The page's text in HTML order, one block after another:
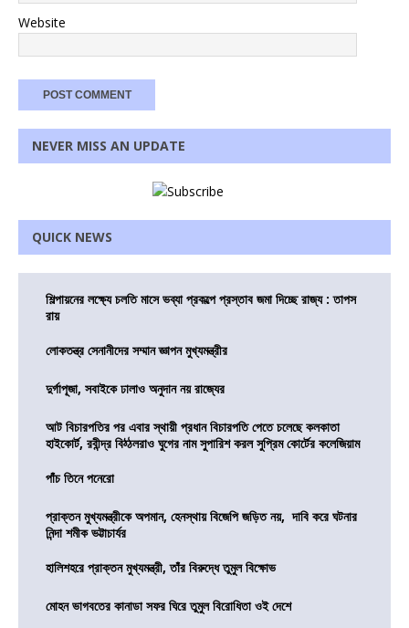
Website
NEVER MISS AN UPDATE
QUICK NEWS
শিল্পায়নের লক্ষ্যে চলতি মাসে ভব্যা প্রকল্পে প্রস্তাব জমা দিচ্ছে রাজ্য : তাপস
রায়
লোকতন্ত্র সেনানীদের সম্মান জ্ঞাপন মুখ্যমন্ত্রীর
দুর্গাপূজা, সবাইকে ঢালাও অনুদান নয় রাজ্যের
আট বিচারপতির পর এবার স্থায়ী প্রধান বিচারপতি পেতে চলেছে কলকাতা
হাইকোর্ট, রবীন্দ্র বিঠ্ঠলরাও ঘুগের নাম সুপারিশ করল সুপ্রিম কোর্টের কলেজিয়াম
পাঁচ তিনে পনেরো
প্রাক্তন মুখ্যমন্ত্রীকে অপমান, হেনস্থায় বিজেপি জড়িত নয়, দাবি করে ঘটনার
নিন্দা শমীক ভট্টাচার্যর
হালিশহরে প্রাক্তন মুখ্যমন্ত্রী, তাঁর বিরুদ্ধে তুমুল বিক্ষোভ
মোহন ভাগবতের কানাডা সফর ঘিরে তুমুল বিরোধিতা ওই দেশে